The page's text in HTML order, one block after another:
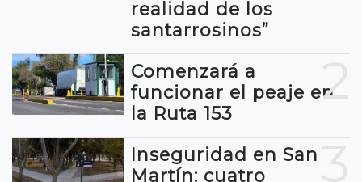
realidad de los
santarrosinos”
2
Comenzará a
funcionar el peaje en
la Ruta 153
Inseguridad en San
Martín: cuatro